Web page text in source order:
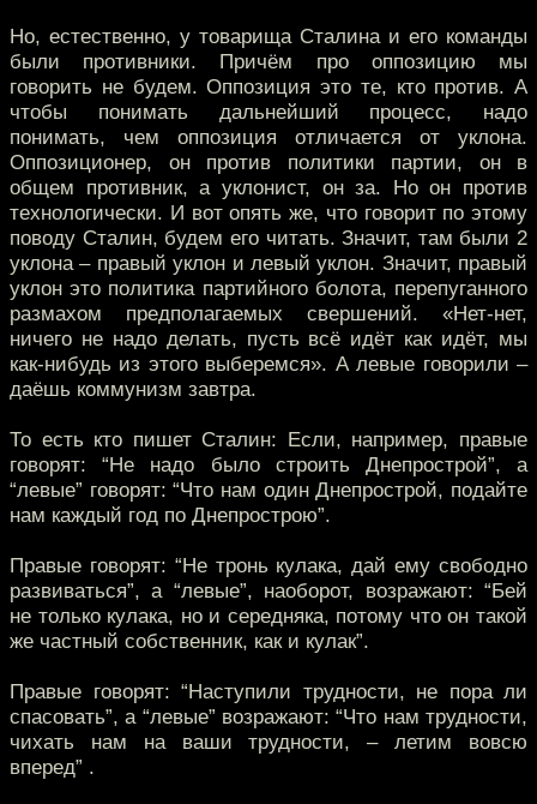
Но, естественно, у товарища Сталина и его команды
были противники. Причём про оппозицию мы
говорить не будем. Оппозиция это те, кто против. А
чтобы понимать дальнейший процесс, надо
понимать, чем оппозиция отличается от уклона.
Оппозиционер, он против политики партии, он в
общем противник, а уклонист, он за. Но он против
технологически. И вот опять же, что говорит по этому
поводу Сталин, будем его читать. Значит, там были 2
уклона – правый уклон и левый уклон. Значит, правый
уклон это политика партийного болота, перепуганного
размахом предполагаемых свершений. «Нет-нет,
ничего не надо делать, пусть всё идёт как идёт, мы
как-нибудь из этого выберемся». А левые говорили –
даёшь коммунизм завтра.
То есть кто пишет Сталин: Если, например, правые
говорят: “Не надо было строить Днепрострой”, а
“левые” говорят: “Что нам один Днепрострой, подайте
нам каждый год по Днепрострою”.
Правые говорят: “Не тронь кулака, дай ему свободно
развиваться”, а “левые”, наоборот, возражают: “Бей
не только кулака, но и середняка, потому что он такой
же частный собственник, как и кулак”.
Правые говорят: “Наступили трудности, не пора ли
спасовать”, а “левые” возражают: “Что нам трудности,
чихать нам на ваши трудности, – летим вовсю
вперед” .